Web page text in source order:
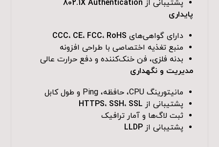
پشتیبانی از 802.1X Authentication
پایداری
دارای گواهی‌های CCC، CE، FCC، RoHS
منبع تغذیه اختصاصی با طراحی افزونه
بدنه فلزی، فن خنک‌کننده و دفع حرارت عالی
مدیریت و نگهداری
مانیتورینگ CPU، حافظه، Ping و طول کابل
پشتیبانی از HTTPS، SSH، SSL
ثبت لاگ‌ها و آمار ترافیک
پشتیبانی ازLLDP